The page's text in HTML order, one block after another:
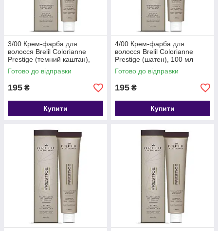
3/00 Крем-фарба для
волосся Brelil Colorianne
Prestige (темний каштан),
100 мл
Готово до відправки
195 ₴
Купити
4/00 Крем-фарба для
волосся Brelil Colorianne
Prestige (шатен), 100 мл
Готово до відправки
195 ₴
Купити